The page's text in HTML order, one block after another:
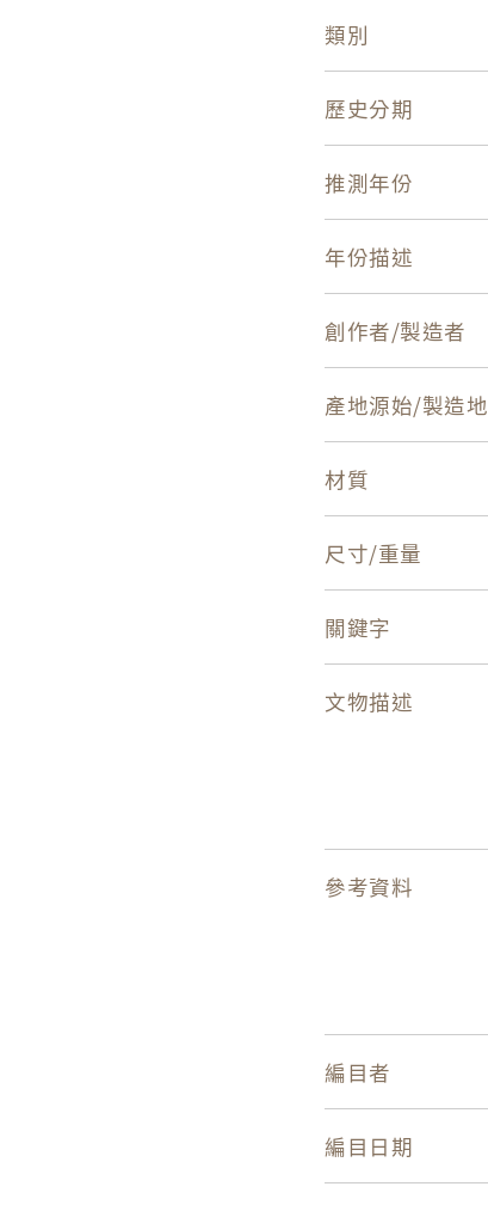
類別
歷史分期
推測年份
年份描述
創作者/製造者
產地源始/製造地
材質
尺寸/重量
關鍵字
文物描述
參考資料
編目者
編目日期